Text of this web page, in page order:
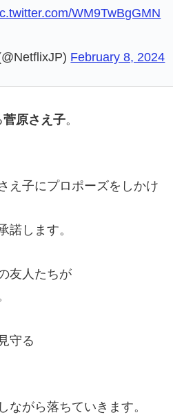
WM9TwBgGMN
February 8, 2024
菅原さえ子。
え子にプロポーズをしかけ
諾します。
友人たちが
守る
ながら落ちていきます。